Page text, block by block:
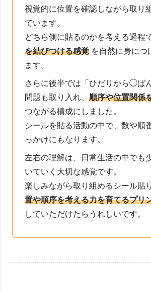
視覚的に位置を確認しながら取り
ています。
どちら側に貼るのかを考える過程
を結びつける感覚 を自然に身につ
ます。
さらに後半では「ひだりから◯ば
問題も取り入れ、順序や位置関係
つながる構成にしました。
シールを貼る活動の中で、数や順
っかけにもなります。
左右の理解は、日常生活の中でも
いていく大切な感覚です。
楽しみながら取り組めるシール貼
置や順序を考える力を育てるプリ
していただけたらうれしいです。